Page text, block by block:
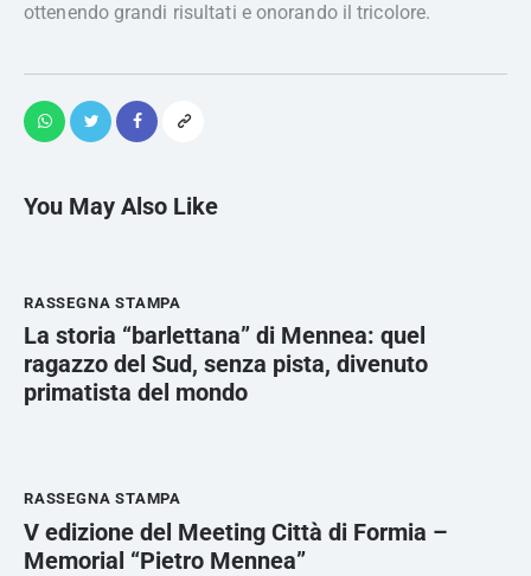
ottenendo grandi risultati e onorando il tricolore.
You May Also Like
RASSEGNA STAMPA
La storia “barlettana” di Mennea: quel
ragazzo del Sud, senza pista, divenuto
primatista del mondo
RASSEGNA STAMPA
V edizione del Meeting Città di Formia –
Memorial “Pietro Mennea”